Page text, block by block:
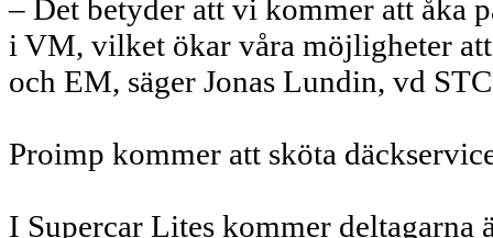
– Det betyder att vi kommer att åka
i VM, vilket ökar våra möjligheter
och EM, säger Jonas Lundin, vd
Proimp kommer att sköta
I Supercar Lites kommer deltagarna